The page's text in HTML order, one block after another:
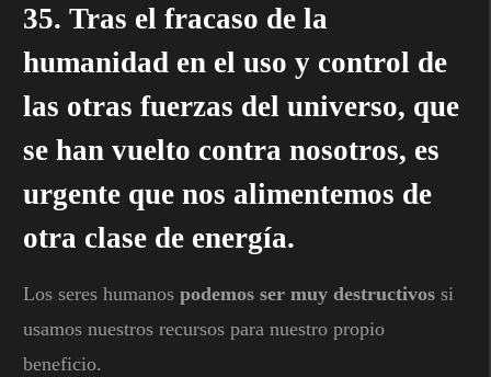
35. Tras el fracaso de la
humanidad en el uso y control de
las otras fuerzas del universo, que
se han vuelto contra nosotros, es
urgente que nos alimentemos de
otra clase de energía.
Los seres humanos podemos ser muy destructivos si
usamos nuestros recursos para nuestro propio
beneficio.